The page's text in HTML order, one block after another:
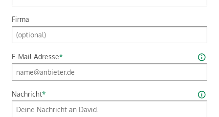
Firma
E-Mail Adresse*
Nachricht*